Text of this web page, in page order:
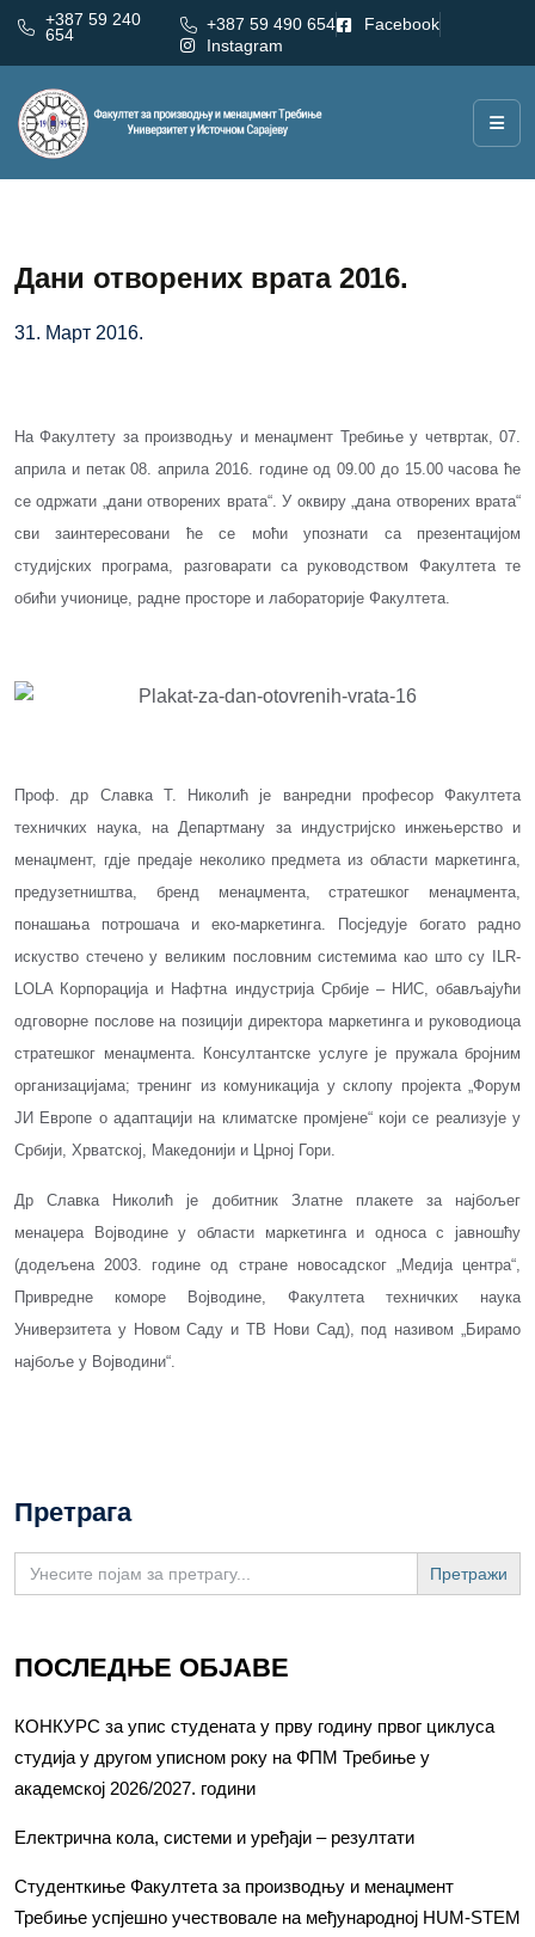
+387 59 240
654
+387 59 490 654
Facebook
Instagram
Дани отворених врата 2016.
31. Март 2016.
На Факултету за производњу и менаџмент Требиње у четвртак, 07.
априла и петак 08. априла 2016. године од 09.00 до 15.00 часова ће
се одржати „дани отворених врата“. У оквиру „дана отворених врата“
сви заинтересовани ће се моћи упознати са презентацијом
студијских програма, разговарати са руководством Факултета те
обићи учионице, радне просторе и лабораторије Факултета.
Проф. др Славка Т. Николић је ванредни професор Факултета
техничких наука, на Департману за индустријско инжењерство и
менаџмент, гдје предаје неколико предмета из области маркетинга,
предузетништва, бренд менаџмента, стратешког менаџмента,
понашања потрошача и еко-маркетинга. Посједује богато радно
искуство стечено у великим пословним системима као што су ILR-
LOLA Корпорација и Нафтна индустрија Србије – НИС, обављајући
одговорне послове на позицији директора маркетинга и руководиоца
стратешког менаџмента. Консултантске услуге је пружала бројним
организацијама; тренинг из комуникација у склопу пројекта „Форум
ЈИ Европе о адаптацији на климатске промјене“ који се реализује у
Србији, Хрватској, Македонији и Црној Гори.
Др Славка Николић је добитник Златне плакете за најбољег
менаџера Војводине у области маркетинга и односа с јавношћу
(додељена 2003. године од стране новосадског „Медија центра“,
Привредне коморе Војводине, Факултета техничких наука
Универзитета у Новом Саду и ТВ Нови Сад), под називом „Бирамо
најбоље у Војводини“.
Претрага
Search
for:
ПОСЛЕДЊЕ ОБЈАВЕ
КОНКУРС за упис студената у прву годину првог циклуса
студија у другом уписном року на ФПМ Требиње у
академској 2026/2027. години
Електрична кола, системи и уређаји – резултати
Студенткиње Факултета за производњу и менаџмент
Требиње успјешно учествовале на међународној HUM-STEM